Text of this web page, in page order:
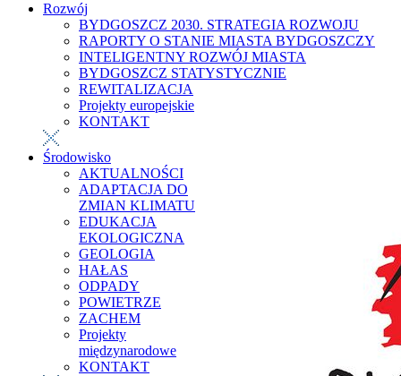
Rozwój
BYDGOSZCZ 2030. STRATEGIA ROZWOJU
RAPORTY O STANIE MIASTA BYDGOSZCZY
INTELIGENTNY ROZWÓJ MIASTA
BYDGOSZCZ STATYSTYCZNIE
REWITALIZACJA
Projekty europejskie
KONTAKT
Środowisko
AKTUALNOŚCI
ADAPTACJA DO
ZMIAN KLIMATU
EDUKACJA
EKOLOGICZNA
GEOLOGIA
HAŁAS
ODPADY
POWIETRZE
ZACHEM
Projekty
międzynarodowe
KONTAKT